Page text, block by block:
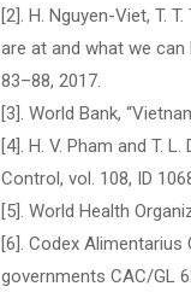
[2]. H. Nguyen-Viet, T.
are at and what we can
83–88, 2017.
[3]. World Bank,
[4]. H. V. Pham and T.
Control, vol. 108, ID
[5]. World Health
[6]. Codex
governments CAC/GL